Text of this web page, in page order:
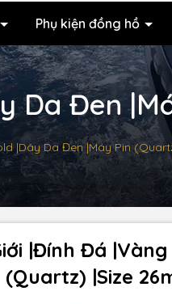
Phụ kiện đồng hồ
Da Đen
|Dây Da Đen |Máy Pin
|Đính Đá
(Quartz) |Size